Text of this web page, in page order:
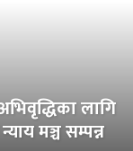
लागि
मञ्च सम्पन्न